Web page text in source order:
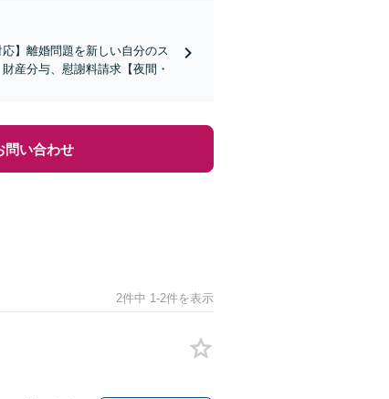
】離婚問題を新しい自分のス
産分与、慰謝料請求【夜間・
問い合わせ
2件中 1-2件を表示